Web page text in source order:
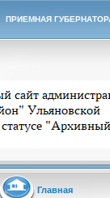
ПРИЕМНАЯ
МО "Карсунский
Главная